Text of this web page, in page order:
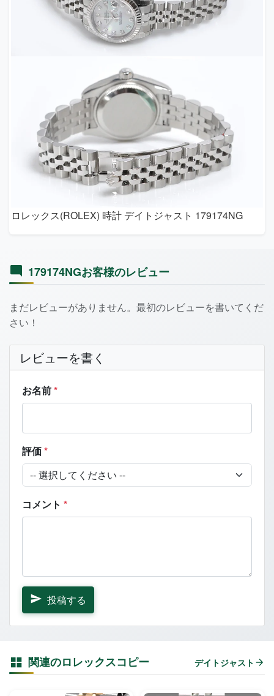
ロレックス(ROLEX) 時計 デイトジャスト 179174NG
179174NGお客様のレビュー
まだレビューがありません。最初のレビューを書いてくだ
さい！
レビューを書く
お名前*
評価*
コメント *
投稿する
関連のロレックスコピー デイトジャスト